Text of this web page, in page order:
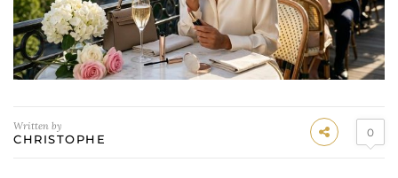
Written by
CHRISTOPHE 0